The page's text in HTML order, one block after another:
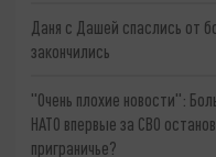
Даня с Дашей спаслись от
закончились
"Очень плохие новости":
НАТО впервые за СВО
приграничье?